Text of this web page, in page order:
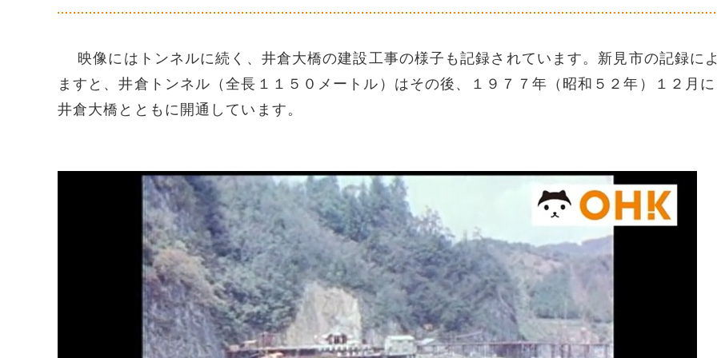
映像にはトンネルに続く、井倉大橋の建設工事の様子も記録されています。新見市の記録に
ますと、井倉トンネル（全長１１５０メートル）はその後、１９７７年（昭和５２年）１２月
井倉大橋とともに開通しています。